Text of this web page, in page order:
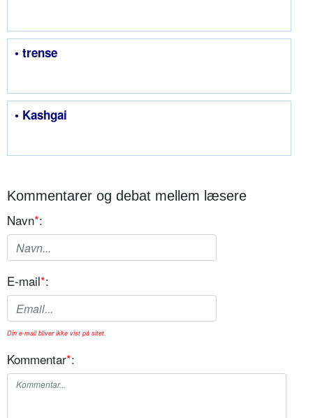
• trense
• Kashgai
Kommentarer og debat mellem læsere
Navn*:
E-mail*:
Din e-mail bliver ikke vist på sitet.
Kommentar*: